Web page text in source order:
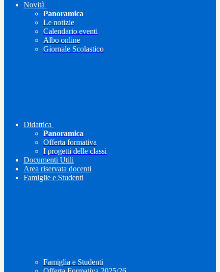
Novità
Panoramica
Le notizie
Calendario eventi
Albo online
Giornale Scolastico
Didattica
Panoramica
Offerta formativa
I progetti delle classi
Documenti Utili
Area riservata docenti
Famiglie e Studenti
Famiglia e Studenti